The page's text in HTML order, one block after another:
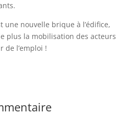
une nouvelle brique à l’édifice,
plus la mobilisation des acteurs
de l’emploi !